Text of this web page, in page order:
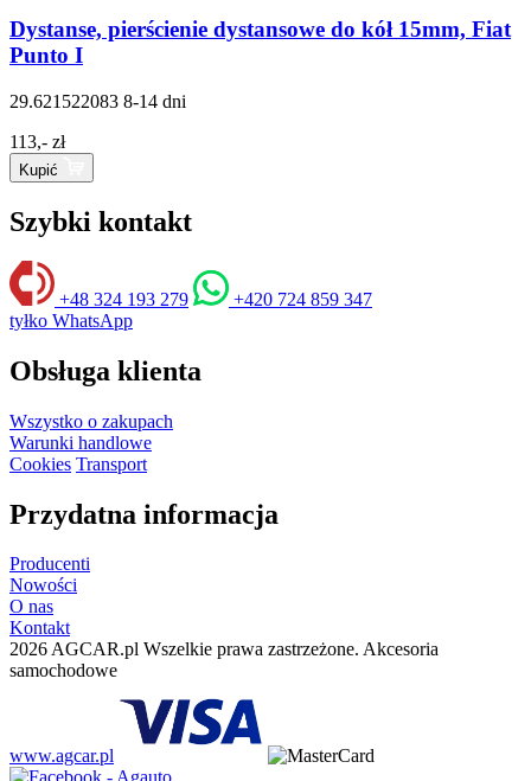
Dystanse, pierścienie dystansowe do kół 15mm, Fiat
Punto I
29.621522083 8-14 dni
113,- zł
Kupić
Szybki kontakt
+48 324 193 279
+420 724 859 347
tyłko WhatsApp
Obsługa klienta
Wszystko o zakupach
Warunki handlowe
Cookies Transport
Przydatna informacja
Producenti
Nowości
O nas
Kontakt
2026 AGCAR.pl Wszelkie prawa zastrzeżone. Akcesoria
samochodowe
www.agcar.pl